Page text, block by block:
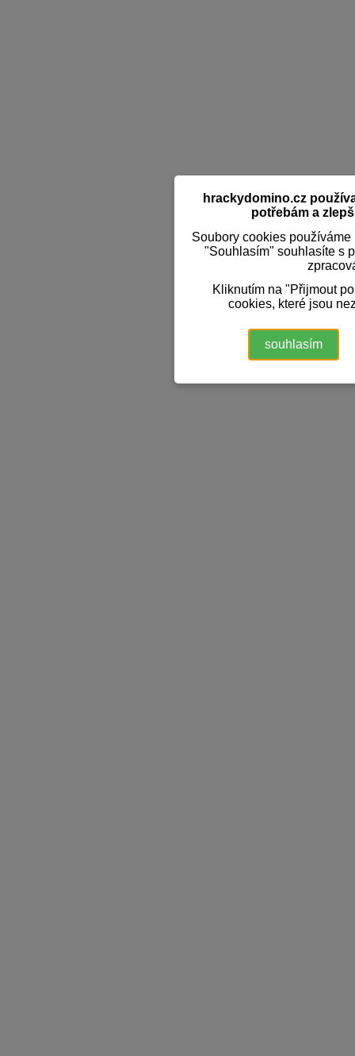
hrackydomino.cz
potřebám a
Soubory cookies
"Souhlasím" souhlasíte s
Kliknutím na "Přijmout
cookies, které jsou
souhlasím